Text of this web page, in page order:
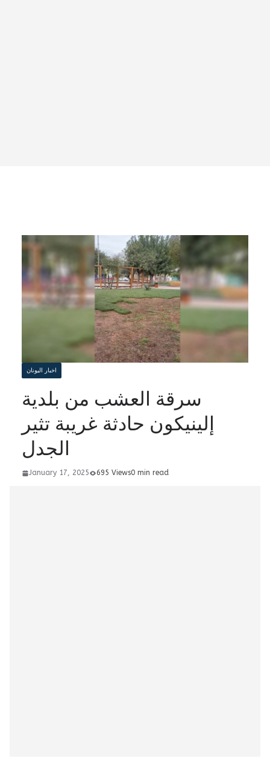
اخبار اليونان
سرقة العشب من بلدية
إلينيكون حادثة غريبة تثير
الجدل
January 17, 2025 695 Views0 min read